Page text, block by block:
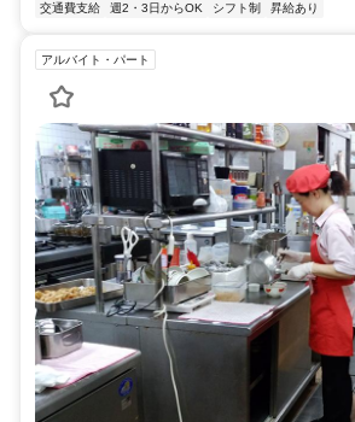
交通費支給 週2・3日からOK シフト制 昇給あり
アルバイト・パート